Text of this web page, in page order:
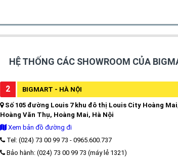
HỆ THỐNG CÁC SHOWROOM CỦA
2 BIGMART - HÀ NỘI
Số 105 đường Louis 7 khu đô thị Louis City Hoàng
Hoàng Văn Thụ, Hoàng Mai, Hà Nội
Xem bản đồ đường đi
Tel: (024) 73 00 99 73 - 0965.600.737
Bảo hành: (024) 73 00 99 73 (máy lẻ 1321)